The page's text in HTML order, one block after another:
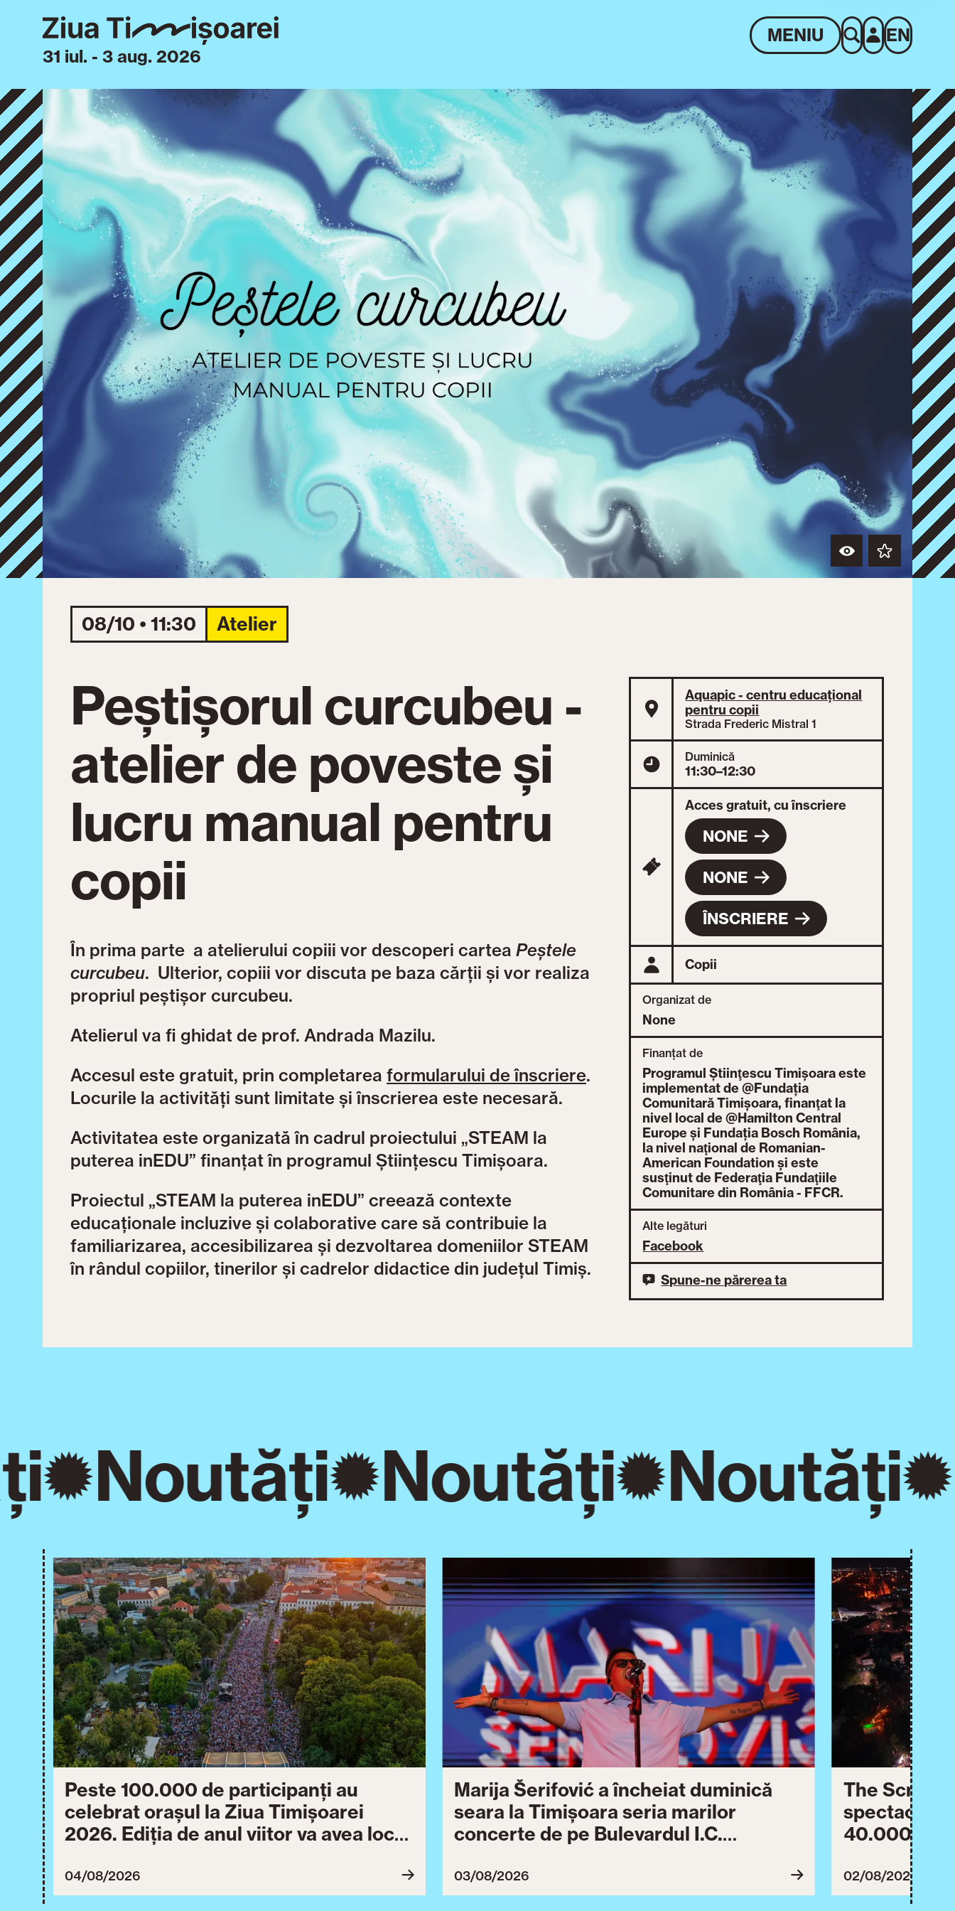
31 iul. - 3 aug. 2026
MENIU EN
08/10 • 11:30 Atelier
Peștișorul curcubeu -
atelier de poveste și
lucru manual pentru
copii
În prima parte a atelierului copiii vor descoperi carteaPeștele
curcubeu. Ulterior, copiii vor discuta pe baza cărții și vor realiza
propriul peștișor curcubeu.
Atelierul va fi ghidat de prof. Andrada Mazilu.
Accesul este gratuit, prin completareaformularului de înscriere.
Locurile la activități sunt limitate și înscrierea este necesară.
Activitatea este organizată în cadrul proiectului „STEAM la
puterea inEDU” finanțat în programul Științescu Timișoara.
Proiectul „STEAM la puterea inEDU” creează contexte
educaționale incluzive și colaborative care să contribuie la
familiarizarea, accesibilizarea și dezvoltarea domeniilor STEAM
în rândul copiilor, tinerilor și cadrelor didactice din județul Timiș.
Aquapic - centru educațional
pentru copii
Strada Frederic Mistral 1
Duminică
11:30–12:30
Acces gratuit, cu înscriere
NONE
NONE
ÎNSCRIERE
Copii
Organizat de
None
Finanțat de
Programul Ştiinţescu Timişoara este
implementat de @Fundația
Comunitară Timişoara, finanţat la
nivel local de @Hamilton Central
Europe şi Fundația Bosch România,
la nivel naţional de Romanian-
American Foundation şi este
susţinut de Federaţia Fundaţiile
Comunitare din România - FFCR.
Alte legături
Facebook
Spune-ne părerea ta
Noutăți Noutăți Noutăți
Peste 100.000 de participanți au
celebrat orașul la Ziua Timișoarei
2026. Ediția de anul viitor va avea loc
04/08/2026
Marija Šerifović a încheiat duminică
seara la Timișoara seria marilor
concerte de pe Bulevardul I.C.
Ziua Timișoarei continuă astăzi cu o
ultimă serie de evenimente culturale
03/08/2026
The Script
40.000 de
împreună
02/08/2026